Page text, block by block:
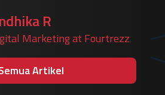
R
Marketing at Fourtrezz
Artikel